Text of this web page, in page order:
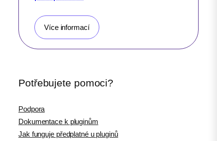
Více informací
Potřebujete pomoci?
Podpora
Dokumentace k pluginům
Jak funguje předplatné u pluginů